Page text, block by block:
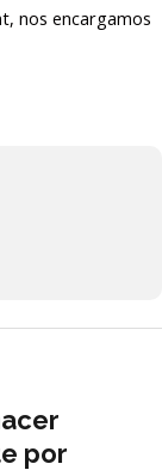
nos encargamos
por